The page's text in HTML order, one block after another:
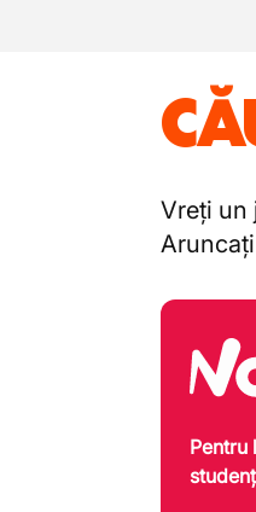
Vreți un
Pentru